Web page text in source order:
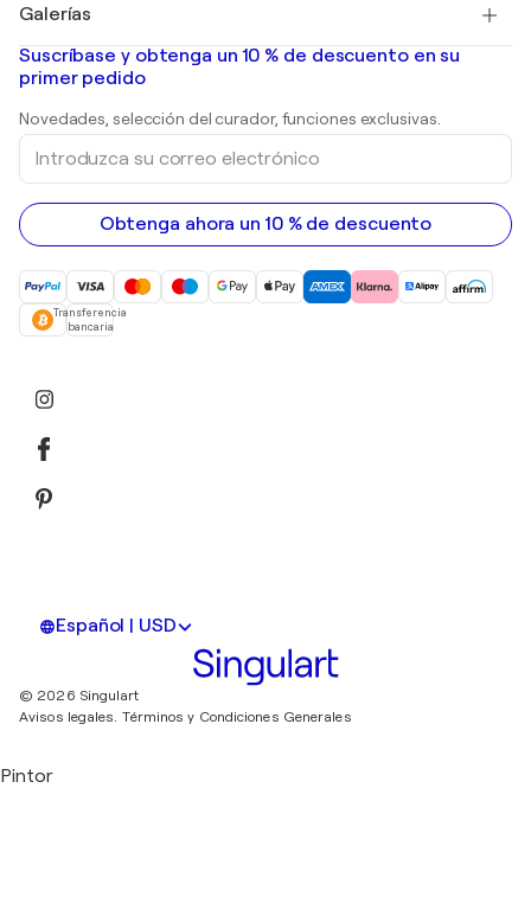
Banksy
Mr. Brainwash
Shepard Fairey
Pinturas abstractas en venta
pinturas de paisajes
Huellas dactilares
pinturas acrílicas
Galerías
Galerías de arte en España
Suscríbase y obtenga un 10 % de descuento en su
primer pedido
Novedades, selección del curador, funciones exclusivas.
Introduzca
correo
electrónico
Obtenga ahora un 10 % de descuento
Transferencia
bancaria
Español | USD
© 2026 Singulart
Avisos legales. Términos y Condiciones Generales
Pintor